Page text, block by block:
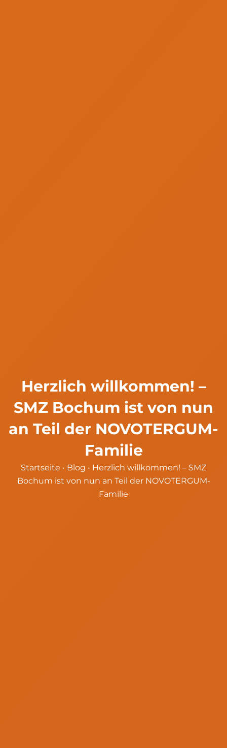
Herzlich willkommen! –
SMZ Bochum ist von nun
an Teil der NOVOTERGUM-
Familie
Startseite • Blog • Herzlich willkommen! – SMZ
Bochum ist von nun an Teil der NOVOTERGUM-
Familie